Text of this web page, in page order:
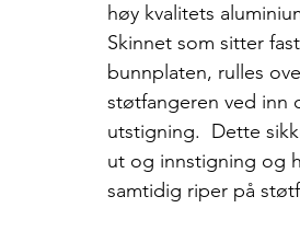
høy kvalitets
Skinnet som sitter
bunnplaten, rulles
støtfangeren ved inn
utstigning. Dette
ut og innstigning og
samtidig riper på